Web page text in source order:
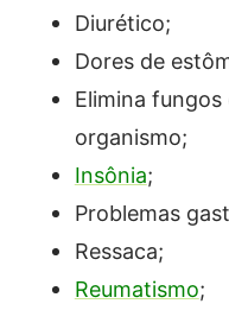
Diurético;
Dores de
Elimina
organismo;
Insônia;
Problemas
Ressaca;
Reumatismo;